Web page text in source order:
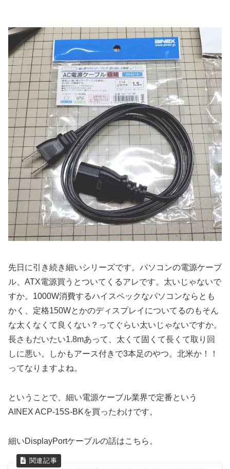
先日に引き続き細いシリーズです。パソコンの電源ケーブ
ル、ATX電源買うとついてくるアレです。太いじゃないで
すか。1000W消費するハイスペックなパソコンならとも
かく、定格150Wとかのディスプレイについてるのもそん
な太くなくて良くない？ってぐらい太いじゃないですか。
長さもだいたい1.8mあって、太くて固くて長くて取り回
しに悪い。しかもアース付きで3本足のやつ。北米か！！
ってなりますよね。
ということで、細い電源ケーブル業界で定番という
AINEX ACP-15S-BKを買ったわけです。
細いDisplayPortケーブルの話はこちら。